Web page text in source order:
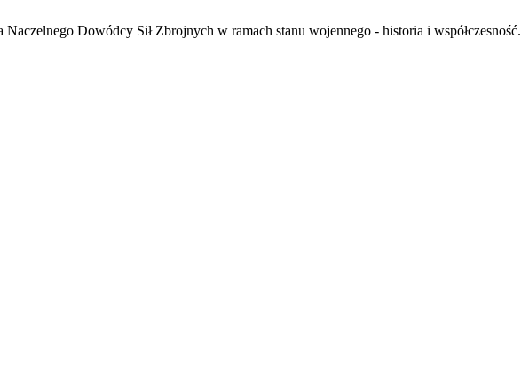
Dowódcy Sił Zbrojnych w ramach stanu wojennego - historia i współczesność.